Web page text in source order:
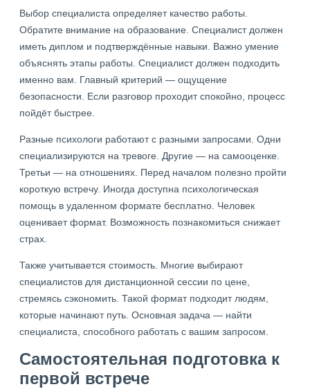
Выбор специалиста определяет качество работы.
Обратите внимание на образование. Специалист должен
иметь диплом и подтверждённые навыки. Важно умение
объяснять этапы работы. Специалист должен подходить
именно вам. Главный критерий — ощущение
безопасности. Если разговор проходит спокойно, процесс
пойдёт быстрее.
Разные психологи работают с разными запросами. Одни
специализируются на тревоге. Другие — на самооценке.
Третьи — на отношениях. Перед началом полезно пройти
короткую встречу. Иногда доступна психологическая
помощь в удаленном формате бесплатно. Человек
оценивает формат. Возможность познакомиться снижает
страх.
Также учитывается стоимость. Многие выбирают
специалистов для дистанционной сессии по цене,
стремясь сэкономить. Такой формат подходит людям,
которые начинают путь. Основная задача — найти
специалиста, способного работать с вашим запросом.
Самостоятельная подготовка к
первой встрече